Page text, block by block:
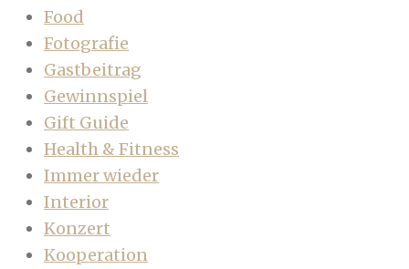
Food
Fotografie
Gastbeitrag
Gewinnspiel
Gift Guide
Health & Fitness
Immer wieder
Interior
Konzert
Kooperation